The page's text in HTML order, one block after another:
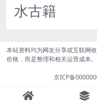
水古籍
本站资料均为网友分享或互联网
价格，而是整理和相关运营成本
京ICP备